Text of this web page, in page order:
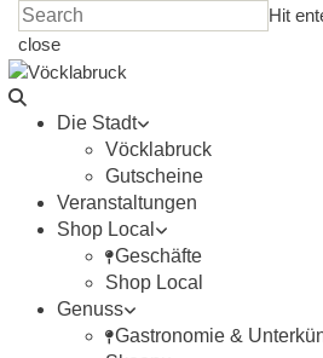
Skip
main
content
Hit
close
Close
Search
Menu
Die Stadt
Vöcklabruck
Gutscheine
Veranstaltungen
Shop Local
Geschäfte
Shop Local
Genuss
Gastronomie &